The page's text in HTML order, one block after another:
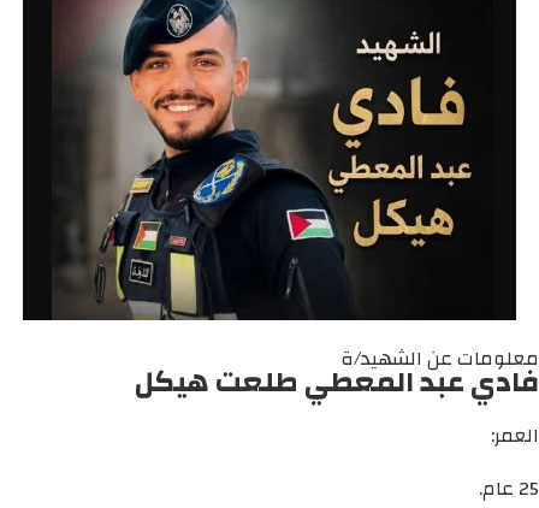
معلومات عن الشهيد/ة
فادي عبد المعطي طلعت هيكل
العمر:
25 عام.